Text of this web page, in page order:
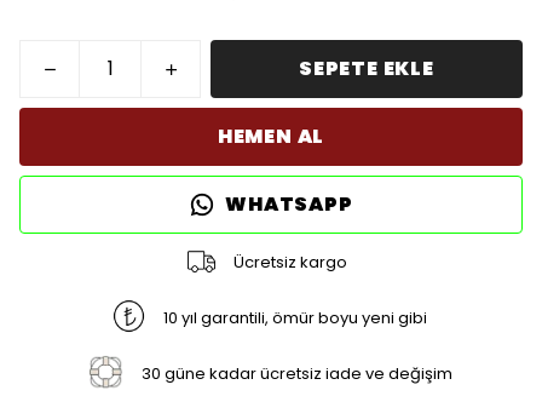
SEPETE EKLE
HEMEN AL
WHATSAPP
Ücretsiz kargo
10 yıl garantili, ömür boyu yeni gibi
30 güne kadar ücretsiz iade ve değişim